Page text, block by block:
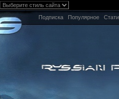
Подписка Популярное